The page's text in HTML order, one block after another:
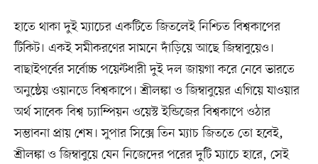
হাতে থাকা দুই ম্যাচের একটিতে জিতলেই নিশ্চিত বিশ্বকাপের
টিকিট। একই সমীকরণের সামনে দাঁড়িয়ে আছে জিম্বাবুয়েও।
বাছাইপর্বের সর্বোচ্চ পয়েন্টধারী দুই দল জায়গা করে নেবে ভারতে
অনুষ্ঠেয় ওয়ানডে বিশ্বকাপে। শ্রীলঙ্কা ও জিম্বাবুয়ের এগিয়ে যাওয়ার
অর্থ সাবেক বিশ্ব চ্যাম্পিয়ন ওয়েস্ট ইন্ডিজের বিশ্বকাপে ওঠার
সম্ভাবনা প্রায় শেষ। সুপার সিক্সে তিন ম্যাচ জিততে তো হবেই,
শ্রীলঙ্কা ও জিম্বাবুয়ে যেন নিজেদের পরের দুটি ম্যাচে হারে, সেই